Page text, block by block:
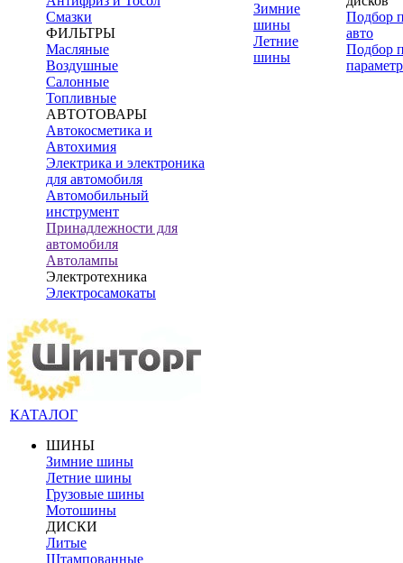
Смазки
ФИЛЬТРЫ
Масляные
Воздушные
Салонные
Топливные
АВТОТОВАРЫ
Автокосметика и
Автохимия
Электрика и электроника
для автомобиля
Автомобильный
инструмент
Принадлежности для
автомобиля
Автолампы
Электротехника
Электросамокаты
Зимние
шины
Летние
шины
Подбор
авто
Подбор
КАТАЛОГ
ШИНЫ
Зимние шины
Летние шины
Грузовые шины
Мотошины
ДИСКИ
Литые
Штампованные